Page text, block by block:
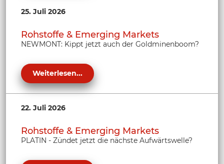
25. Juli 2026
Rohstoffe & Emerging Markets
NEWMONT: Kippt jetzt auch der Goldminenboom?
Weiterlesen...
22. Juli 2026
Rohstoffe & Emerging Markets
PLATIN - Zündet jetzt die nächste Aufwärtswelle?